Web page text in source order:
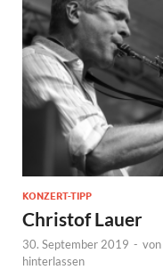
KONZERT-TIPP
Christof Lauer
30. September 2019 - von
hinterlassen